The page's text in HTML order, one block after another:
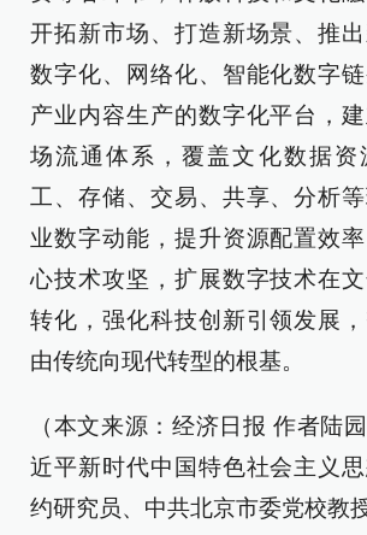
开拓新市场、打造新场景、推
数字化、网络化、智能化数字
产业内容生产的数字化平台，
场流通体系，覆盖文化数据资
工、存储、交易、共享、分析
业数字动能，提升资源配置效
心技术攻坚，扩展数字技术在
转化，强化科技创新引领发展
由传统向现代转型的根基。
（本文来源：经济日报 作者陆
近平新时代中国特色社会主义
约研究员、中共北京市委党校教授